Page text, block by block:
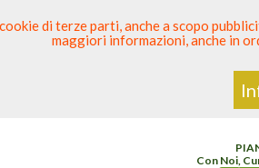
Elenco Dentista Sicuro>
Con Noi,
di terze parti, anche a scopo
maggiori informazioni, anche in